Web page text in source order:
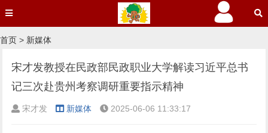
首页 > 新媒体
宋才发教授在民政部民政职业大学解读习近平总书
记三次赴贵州考察调研重要指示精神
宋才发 新媒体 2025-06-06 11:33:17